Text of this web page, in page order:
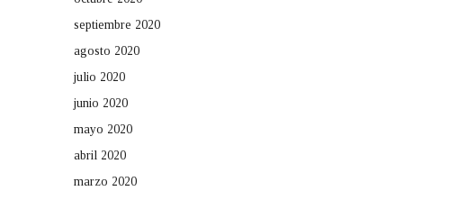
septiembre 2020
agosto 2020
julio 2020
junio 2020
mayo 2020
abril 2020
marzo 2020